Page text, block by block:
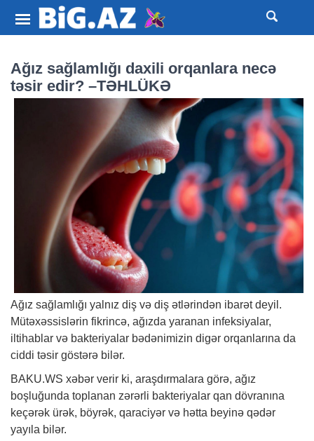
Ağız sağlamlığı daxili orqanlara necə
təsir edir? –TƏHLÜKƏ
Ağız sağlamlığı yalnız diş və diş ətlərindən ibarət deyil.
Mütəxəssislərin fikrincə, ağızda yaranan infeksiyalar,
iltihablar və bakteriyalar bədənimizin digər orqanlarına da
ciddi təsir göstərə bilər.
BAKU.WS xəbər verir ki, araşdırmalara görə, ağız
boşluğunda toplanan zərərli bakteriyalar qan dövranına
keçərək ürək, böyrək, qaraciyər və hətta beyinə qədər
yayıla bilər.